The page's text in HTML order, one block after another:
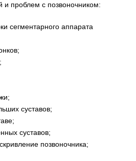
и проблем с позвоночником:
сегментарного аппарата
суставов;
суставов;
позвоночника;